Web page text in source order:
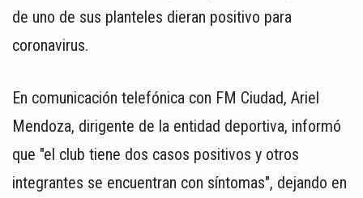
POLÍTICA
POLICIALES
REGIONALES
SOCIEDAD
SALUD
de uno de sus planteles dieran positivo para
coronavirus.
En comunicación telefónica con FM Ciudad, Ariel
Mendoza, dirigente de la entidad deportiva, informó
que "el club tiene dos casos positivos y otros
integrantes se encuentran con síntomas", dejando en